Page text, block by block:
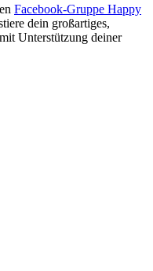
Facebook-Gruppe Happy
dein großartiges,
Unterstützung deiner